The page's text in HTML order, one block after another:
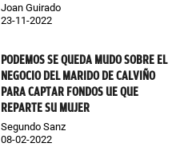
Joan Guirado
23-11-2022
PODEMOS SE QUEDA MUDO SOBRE EL
NEGOCIO DEL MARIDO DE CALVIÑO
PARA CAPTAR FONDOS UE QUE
REPARTE SU MUJER
Segundo Sanz
08-02-2022